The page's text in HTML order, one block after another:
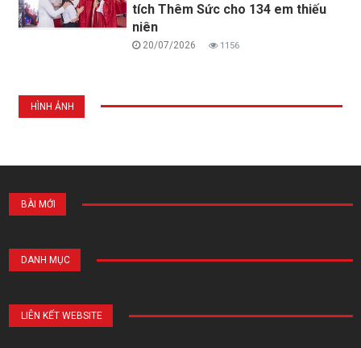
tích Thêm Sức cho 134 em thiếu
niên
20/07/2026 1156
HÌNH ẢNH
BÀI MỚI
DANH MỤC
LIÊN KẾT WEBSITE